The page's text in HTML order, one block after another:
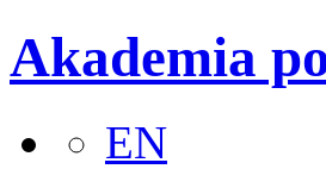
Akademia
EN